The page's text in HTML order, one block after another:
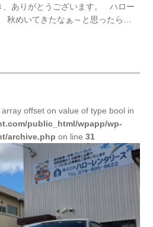
、ありがとうございます。 ハロー
秋めいてきたなぁ～と思ったら…
offset on value of type bool in
public_html/wpapp/wp-
archive.php on line31